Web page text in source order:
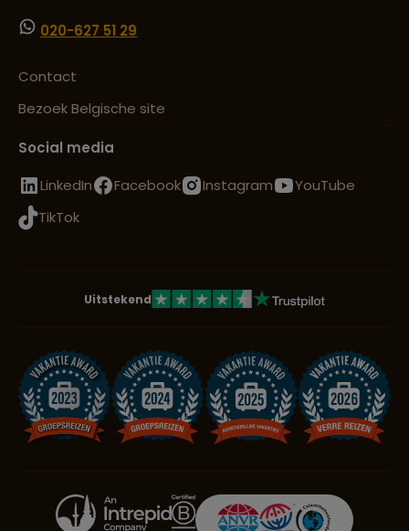
020-627 51 29
Contact
Bezoek Belgische site
Social media
LinkedIn
Facebook Instagram
YouTube
TikTok
Uitstekend